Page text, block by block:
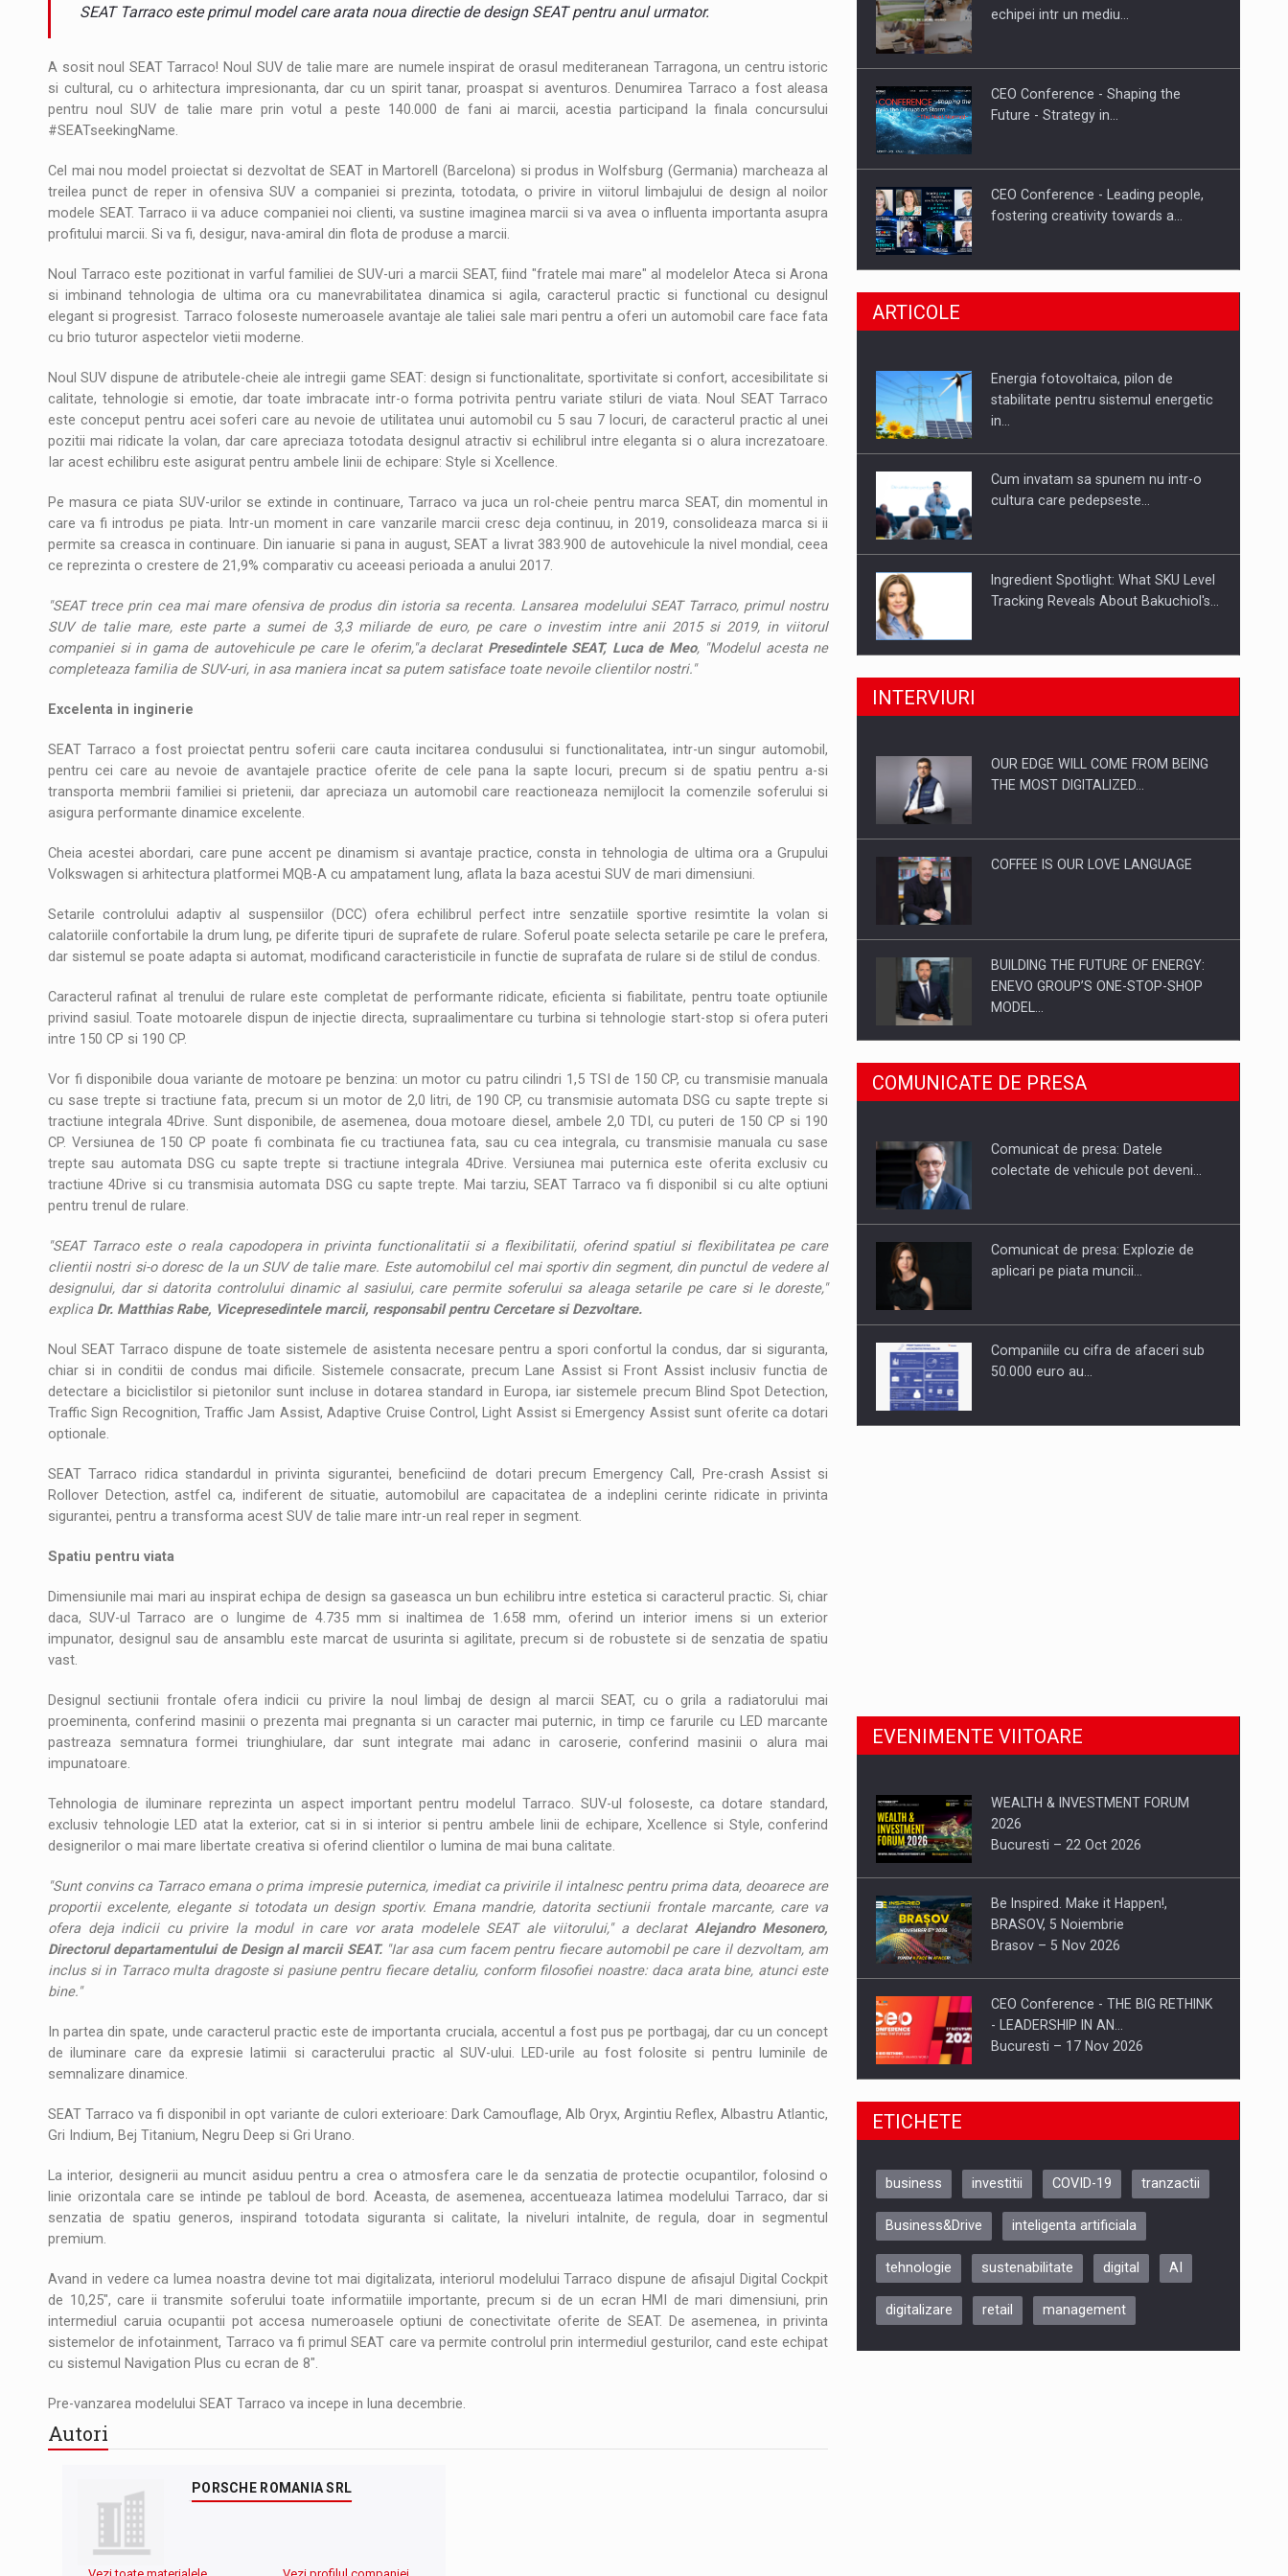
STIRI Noul Mercedes-Benz VLE este acum disponibil pentru comanda intr-o gama extinsa de variante atragatoare
ARTICOLE Proteinmaxxing and the Future of Protein Demand
SEAT Tarraco este primul model care arata noua directie de design SEAT pentru anul urmator.
A sosit noul SEAT Tarraco! Noul SUV de talie mare are numele inspirat de orasul mediteranean Tarragona, un centru istoric
si cultural, cu o arhitectura impresionanta, dar cu un spirit tanar, proaspat si aventuros. Denumirea Tarraco a fost aleasa
pentru noul SUV de talie mare prin votul a peste 140.000 de fani ai marcii, acestia participand la finala concursului
#SEATseekingName.
Cel mai nou model proiectat si dezvoltat de SEAT in Martorell (Barcelona) si produs in Wolfsburg (Germania) marcheaza al
treilea punct de reper in ofensiva SUV a companiei si prezinta, totodata, o privire in viitorul limbajului de design al noilor
modele SEAT. Tarraco ii va aduce companiei noi clienti, va sustine imaginea marcii si va avea o influenta importanta asupra
profitului marcii. Si va fi, desigur, nava-amiral din flota de produse a marcii.
Noul Tarraco este pozitionat in varful familiei de SUV-uri a marcii SEAT, fiind "fratele mai mare" al modelelor Ateca si Arona
si imbinand tehnologia de ultima ora cu manevrabilitatea dinamica si agila, caracterul practic si functional cu designul
elegant si progresist. Tarraco foloseste numeroasele avantaje ale taliei sale mari pentru a oferi un automobil care face fata
cu brio tuturor aspectelor vietii moderne.
Noul SUV dispune de atributele-cheie ale intregii game SEAT: design si functionalitate, sportivitate si confort, accesibilitate si
calitate, tehnologie si emotie, dar toate imbracate intr-o forma potrivita pentru variate stiluri de viata. Noul SEAT Tarraco
este conceput pentru acei soferi care au nevoie de utilitatea unui automobil cu 5 sau 7 locuri, de caracterul practic al unei
pozitii mai ridicate la volan, dar care apreciaza totodata designul atractiv si echilibrul intre eleganta si o alura increzatoare.
Iar acest echilibru este asigurat pentru ambele linii de echipare: Style si Xcellence.
Pe masura ce piata SUV-urilor se extinde in continuare, Tarraco va juca un rol-cheie pentru marca SEAT, din momentul in
care va fi introdus pe piata. Intr-un moment in care vanzarile marcii cresc deja continuu, in 2019, consolideaza marca si ii
permite sa creasca in continuare. Din ianuarie si pana in august, SEAT a livrat 383.900 de autovehicule la nivel mondial, ceea
ce reprezinta o crestere de 21,9% comparativ cu aceeasi perioada a anului 2017.
"SEAT trece prin cea mai mare ofensiva de produs din istoria sa recenta. Lansarea modelului SEAT Tarraco, primul nostru
SUV de talie mare, este parte a sumei de 3,3 miliarde de euro, pe care o investim intre anii 2015 si 2019, in viitorul
companiei si in gama de autovehicule pe care le oferim,"a declarat Presedintele SEAT, Luca de Meo, "Modelul acesta ne
completeaza familia de SUV-uri, in asa maniera incat sa putem satisface toate nevoile clientilor nostri."
Excelenta in inginerie
SEAT Tarraco a fost proiectat pentru soferii care cauta incitarea condusului si functionalitatea, intr-un singur automobil,
pentru cei care au nevoie de avantajele practice oferite de cele pana la sapte locuri, precum si de spatiu pentru a-si
transporta membrii familiei si prietenii, dar apreciaza un automobil care reactioneaza nemijlocit la comenzile soferului si
asigura performante dinamice excelente.
Cheia acestei abordari, care pune accent pe dinamism si avantaje practice, consta in tehnologia de ultima ora a Grupului
Volkswagen si arhitectura platformei MQB-A cu ampatament lung, aflata la baza acestui SUV de mari dimensiuni.
Setarile controlului adaptiv al suspensiilor (DCC) ofera echilibrul perfect intre senzatiile sportive resimtite la volan si
calatoriile confortabile la drum lung, pe diferite tipuri de suprafete de rulare. Soferul poate selecta setarile pe care le prefera,
dar sistemul se poate adapta si automat, modificand caracteristicile in functie de suprafata de rulare si de stilul de condus.
Caracterul rafinat al trenului de rulare este completat de performante ridicate, eficienta si fiabilitate, pentru toate optiunile
privind sasiul. Toate motoarele dispun de injectie directa, supraalimentare cu turbina si tehnologie start-stop si ofera puteri
intre 150 CP si 190 CP.
Vor fi disponibile doua variante de motoare pe benzina: un motor cu patru cilindri 1,5 TSI de 150 CP, cu transmisie manuala
cu sase trepte si tractiune fata, precum si un motor de 2,0 litri, de 190 CP, cu transmisie automata DSG cu sapte trepte si
tractiune integrala 4Drive. Sunt disponibile, de asemenea, doua motoare diesel, ambele 2,0 TDI, cu puteri de 150 CP si 190
CP. Versiunea de 150 CP poate fi combinata fie cu tractiunea fata, sau cu cea integrala, cu transmisie manuala cu sase
trepte sau automata DSG cu sapte trepte si tractiune integrala 4Drive. Versiunea mai puternica este oferita exclusiv cu
tractiune 4Drive si cu transmisia automata DSG cu sapte trepte. Mai tarziu, SEAT Tarraco va fi disponibil si cu alte optiuni
pentru trenul de rulare.
"SEAT Tarraco este o reala capodopera in privinta functionalitatii si a flexibilitatii, oferind spatiul si flexibilitatea pe care
clientii nostri si-o doresc de la un SUV de talie mare. Este automobilul cel mai sportiv din segment, din punctul de vedere al
designului, dar si datorita controlului dinamic al sasiului, care permite soferului sa aleaga setarile pe care si le doreste,"
explica Dr. Matthias Rabe, Vicepresedintele marcii, responsabil pentru Cercetare si Dezvoltare.
Noul SEAT Tarraco dispune de toate sistemele de asistenta necesare pentru a spori confortul la condus, dar si siguranta,
chiar si in conditii de condus mai dificile. Sistemele consacrate, precum Lane Assist si Front Assist inclusiv functia de
detectare a biciclistilor si pietonilor sunt incluse in dotarea standard in Europa, iar sistemele precum Blind Spot Detection,
Traffic Sign Recognition, Traffic Jam Assist, Adaptive Cruise Control, Light Assist si Emergency Assist sunt oferite ca dotari
optionale.
SEAT Tarraco ridica standardul in privinta sigurantei, beneficiind de dotari precum Emergency Call, Pre-crash Assist si
Rollover Detection, astfel ca, indiferent de situatie, automobilul are capacitatea de a indeplini cerinte ridicate in privinta
sigurantei, pentru a transforma acest SUV de talie mare intr-un real reper in segment.
Spatiu pentru viata
Dimensiunile mai mari au inspirat echipa de design sa gaseasca un bun echilibru intre estetica si caracterul practic. Si, chiar
daca, SUV-ul Tarraco are o lungime de 4.735 mm si inaltimea de 1.658 mm, oferind un interior imens si un exterior
impunator, designul sau de ansamblu este marcat de usurinta si agilitate, precum si de robustete si de senzatia de spatiu
vast.
Designul sectiunii frontale ofera indicii cu privire la noul limbaj de design al marcii SEAT, cu o grila a radiatorului mai
proeminenta, conferind masinii o prezenta mai pregnanta si un caracter mai puternic, in timp ce farurile cu LED marcante
pastreaza semnatura formei triunghiulare, dar sunt integrate mai adanc in caroserie, conferind masinii o alura mai
impunatoare.
Tehnologia de iluminare reprezinta un aspect important pentru modelul Tarraco. SUV-ul foloseste, ca dotare standard,
exclusiv tehnologie LED atat la exterior, cat si in si interior si pentru ambele linii de echipare, Xcellence si Style, conferind
designerilor o mai mare libertate creativa si oferind clientilor o lumina de mai buna calitate.
"Sunt convins ca Tarraco emana o prima impresie puternica, imediat ca privirile il intalnesc pentru prima data, deoarece are
proportii excelente, elegante si totodata un design sportiv. Emana mandrie, datorita sectiunii frontale marcante, care va
ofera deja indicii cu privire la modul in care vor arata modelele SEAT ale viitorului," a declarat Alejandro Mesonero,
Directorul departamentului de Design al marcii SEAT."Iar asa cum facem pentru fiecare automobil pe care il dezvoltam, am
inclus si in Tarraco multa dragoste si pasiune pentru fiecare detaliu, conform filosofiei noastre: daca arata bine, atunci este
bine."
In partea din spate, unde caracterul practic este de importanta cruciala, accentul a fost pus pe portbagaj, dar cu un concept
de iluminare care da expresie latimii si caracterului practic al SUV-ului. LED-urile au fost folosite si pentru luminile de
semnalizare dinamice.
SEAT Tarraco va fi disponibil in opt variante de culori exterioare: Dark Camouflage, Alb Oryx, Argintiu Reflex, Albastru Atlantic,
Gri Indium, Bej Titanium, Negru Deep si Gri Urano.
La interior, designerii au muncit asiduu pentru a crea o atmosfera care le da senzatia de protectie ocupantilor, folosind o
linie orizontala care se intinde pe tabloul de bord. Aceasta, de asemenea, accentueaza latimea modelului Tarraco, dar si
senzatia de spatiu generos, inspirand totodata siguranta si calitate, la niveluri intalnite, de regula, doar in segmentul
premium.
Avand in vedere ca lumea noastra devine tot mai digitalizata, interiorul modelului Tarraco dispune de afisajul Digital Cockpit
de 10,25", care ii transmite soferului toate informatiile importante, precum si de un ecran HMI de mari dimensiuni, prin
intermediul caruia ocupantii pot accesa numeroasele optiuni de conectivitate oferite de SEAT. De asemenea, in privinta
sistemelor de infotainment, Tarraco va fi primul SEAT care va permite controlul prin intermediul gesturilor, cand este echipat
cu sistemul Navigation Plus cu ecran de 8".
Pre-vanzarea modelului SEAT Tarraco va incepe in luna decembrie.
Autori
PORSCHE ROMANIA SRL
Hard Enduro Piatra Craiului 2026,
echipei intr un mediu…
CEO Conference - Shaping the
Future - Strategy in…
CEO Conference - Leading people,
fostering creativity towards a…
CEO Conference - Shaping The
Webinar - Business Evolution-
RETHINK STRATEGY-Finantare
ARTICOLE
Energia fotovoltaica, pilon de
stabilitate pentru sistemul energetic
in…
Cum invatam sa spunem nu intr-o
cultura care pedepseste…
Ingredient Spotlight: What SKU Level
Tracking Reveals About Bakuchiol's…
Producatorii si comerciantii care nu
Proteinmaxxing and the Future of
INTERVIURI
OUR EDGE WILL COME FROM BEING
THE MOST DIGITALIZED…
COFFEE IS OUR LOVE LANGUAGE
BUILDING THE FUTURE OF ENERGY:
ENEVO GROUP’S ONE-STOP-SHOP
MODEL…
ROOTED IN ROMANIA, BUILT TO
DELIVER TECHNOLOGY FOR THE…
PUTTING ROMANIAN CORPORATE
COMUNICATE DE PRESA
Comunicat de presa: Datele
colectate de vehicule pot deveni…
Comunicat de presa: Explozie de
aplicari pe piata muncii…
Companiile cu cifra de afaceri sub
50.000 euro au…
EVENIMENTE VIITOARE
WEALTH & INVESTMENT FORUM
2026
Bucuresti – 22 Oct 2026
Be Inspired. Make it Happen!,
BRASOV, 5 Noiembrie
Brasov – 5 Nov 2026
CEO Conference - THE BIG RETHINK
- LEADERSHIP IN AN…
Bucuresti – 17 Nov 2026
Be Inspired. Make it Happen!, CLUJ, 9
ARTEMIS LETO, ORADEA, 8
Oradea – 8 Oct 2026
ETICHETE
business investitii COVID-19 tranzactii
Business&Drive inteligenta artificiala
tehnologie sustenabilitate digital AI
digitalizare retail management